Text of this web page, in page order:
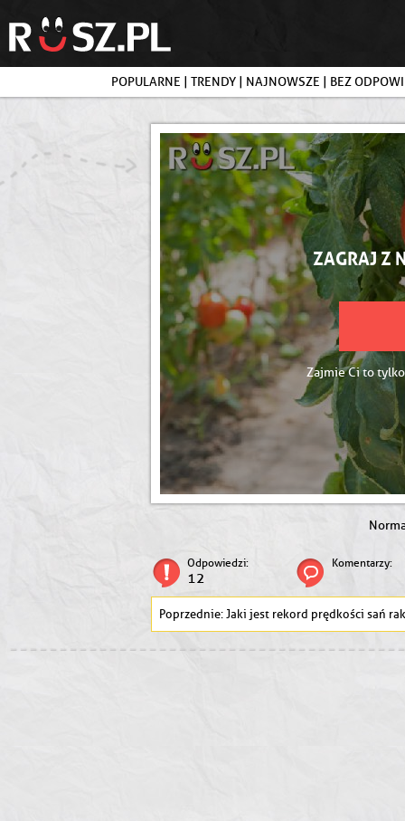
POPULARNE | TRENDY | NAJNOWSZE | BEZ
ZAGRAJ Z
Zajmie Ci to
Odpowiedzi:
12
Komentarzy:
Jaki jest rekord prędkości sań rakietowych